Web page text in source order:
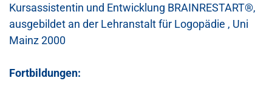
Kursassistentin und Entwicklung BRAINRESTART®,
ausgebildet an der Lehranstalt für Logopädie , Uni
Mainz 2000
Fortbildungen: